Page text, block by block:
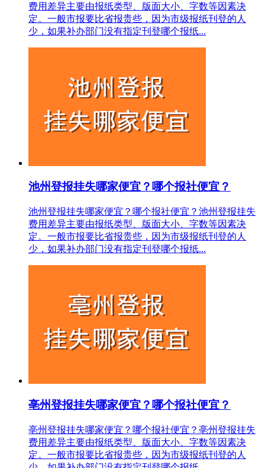
费用差异主要由报纸类型、版面大小、字数等因素决
定。一般市报要比省报贵些，因为市级报纸刊登的人
少，如果补办部门没有指定刊登哪个报纸...
池州登报挂失哪家便宜？哪个报社便宜？
池州登报挂失哪家便宜？哪个报社便宜？池州登报挂失
费用差异主要由报纸类型、版面大小、字数等因素决
定。一般市报要比省报贵些，因为市级报纸刊登的人
少，如果补办部门没有指定刊登哪个报纸...
亳州登报挂失哪家便宜？哪个报社便宜？
亳州登报挂失哪家便宜？哪个报社便宜？亳州登报挂失
费用差异主要由报纸类型、版面大小、字数等因素决
定。一般市报要比省报贵些，因为市级报纸刊登的人